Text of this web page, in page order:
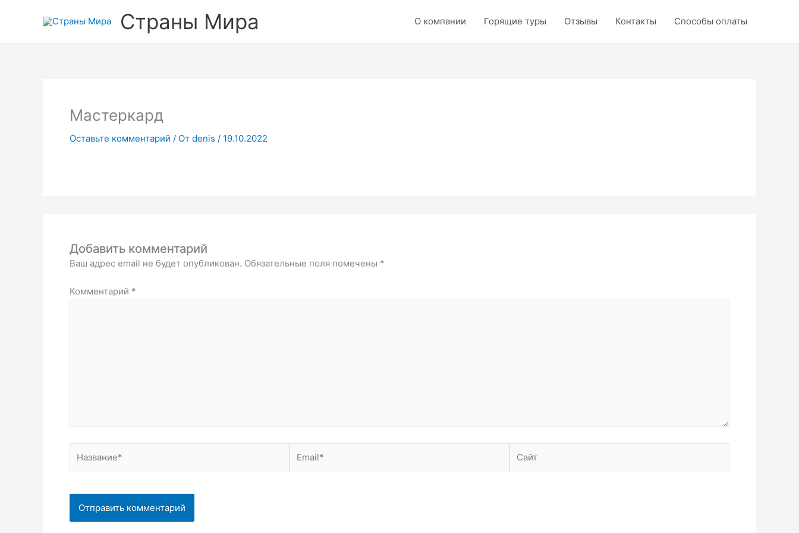
Страны Мира О компании Горящие туры Отзывы Контакты Способы оплаты
Мастеркард
Оставьте комментарий / От denis / 19.10.2022
Добавить комментарий
Ваш адрес email не будет опубликован. Обязательные поля помечены *
Комментарий *